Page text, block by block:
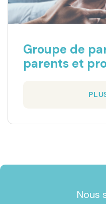
Groupe de
parents et
Nous